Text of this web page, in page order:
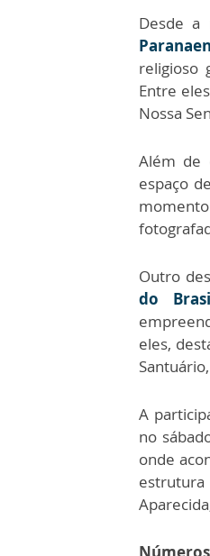
Desde a
religioso
Entre
Nossa
Além de
espaço
Outro
do
eles,
A
no
onde